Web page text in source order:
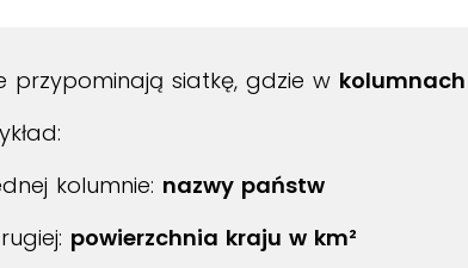
przypominają siatkę, gdzie w
kolumnie: nazwy państw
powierzchnia kraju w km²